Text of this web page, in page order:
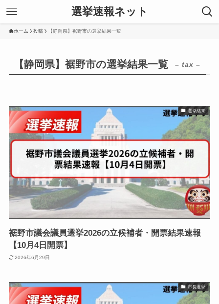
選挙速報ネット
ホーム 投稿 【静岡県】裾野市の選挙結果一覧
【静岡県】裾野市の選挙結果一覧 – tax –
選挙結果
裾野市議会議員選挙2026の立候補者・開票結果速報
【10月4日開票】
2026年6月29日
市長選挙